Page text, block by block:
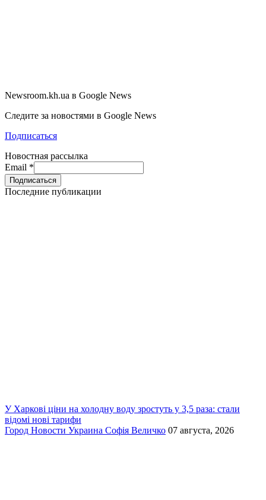
Newsroom.kh.ua в Google News
Следите за новостями в Google News
Подписаться
Новостная рассылка
Email *
Последние публикации
У Харкові ціни на холодну воду зростуть у 3,5 раза: стали
відомі нові тарифи
Город Новости Украина Софія Величко 07 августа, 2026